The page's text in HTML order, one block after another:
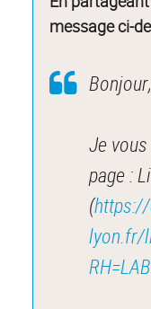
message ci-
Bonjour,
Je
page :
(
lyon.fr/